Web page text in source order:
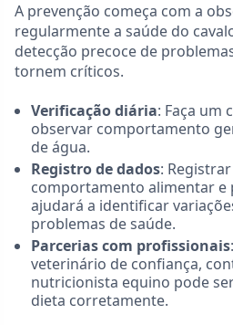
A prevenção começa com a
regularmente a saúde do
detecção precoce de
tornem críticos.
Verificação diária: Faça um
observar comportamento
de água.
Registro de dados:
comportamento alimentar e
ajudará a identificar
problemas de saúde.
Parcerias com profissionais
veterinário de confiança,
nutricionista equino pode
dieta corretamente.